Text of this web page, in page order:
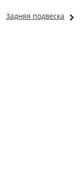
Задняя подвеска